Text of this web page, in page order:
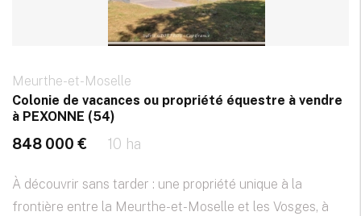
Meurthe-et-Moselle
Colonie de vacances ou propriété équestre à vendre
à PEXONNE (54)
848 000 € 10 ha
À découvrir sans tarder : une propriété unique à la
frontière entre la Meurthe-et-Moselle et les Vosges, à